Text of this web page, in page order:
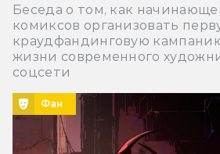
Беседа о том, как
комиксов организовать
краудфандинговую
жизни современного
соцсети
Фан